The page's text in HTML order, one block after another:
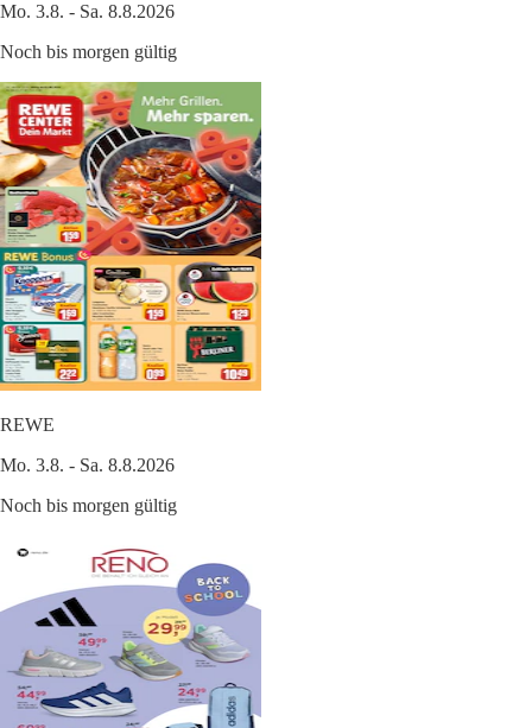
Mo. 3.8. - Sa. 8.8.2026
Noch bis morgen gültig
REWE
Mo. 3.8. - Sa. 8.8.2026
Noch bis morgen gültig